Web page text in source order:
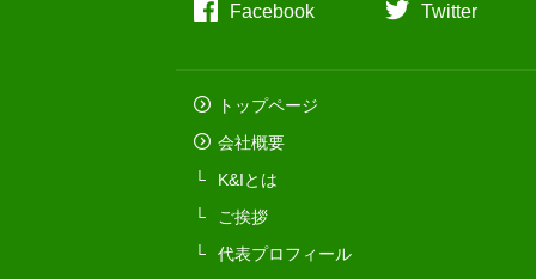
Facebook Twitter
トップページ
会社概要
K&Iとは
ご挨拶
代表プロフィール